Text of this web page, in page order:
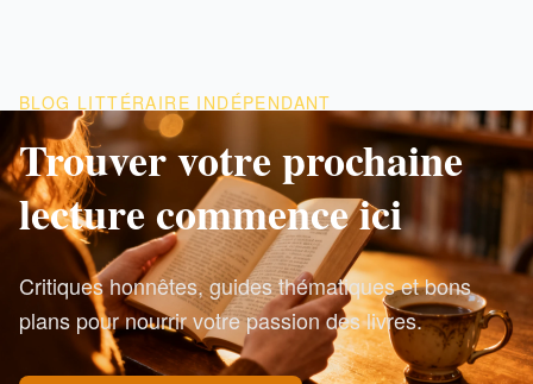
BLOG LITTÉRAIRE INDÉPENDANT
Trouver votre prochaine
lecture commence ici
Critiques honnêtes, guides thématiques et bons
plans pour nourrir votre passion des livres.